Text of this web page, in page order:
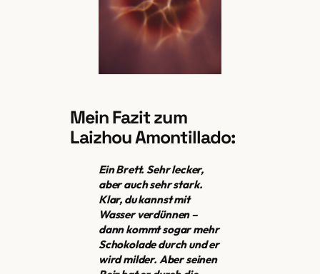
Mein Fazit zum
Laizhou Amontillado:
Ein Brett. Sehr lecker,
aber auch sehr stark.
Klar, du kannst mit
Wasser verdünnen –
dann kommt sogar mehr
Schokolade durch und er
wird milder. Aber seinen